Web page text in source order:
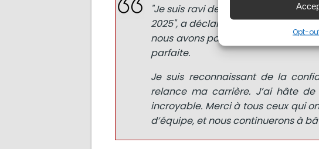
Opt-
"Je suis ravi de rejoindre l’équipe
2025", a déclaré Daly dans un
nous avons partagés en 2024, y
parfaite.
Je suis reconnaissant de la
relance ma carrière. J’ai hâte
incroyable. Merci à tous ceux qui
d’équipe, et nous continuerons à